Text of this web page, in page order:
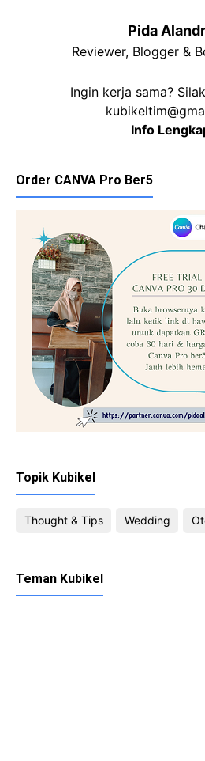
Pida
Reviewer, Blogger &
Ingin kerja sama?
Info
Order CANVA Pro Ber5
Topik Kubikel
Thought & Tips Wedding
Teman Kubikel